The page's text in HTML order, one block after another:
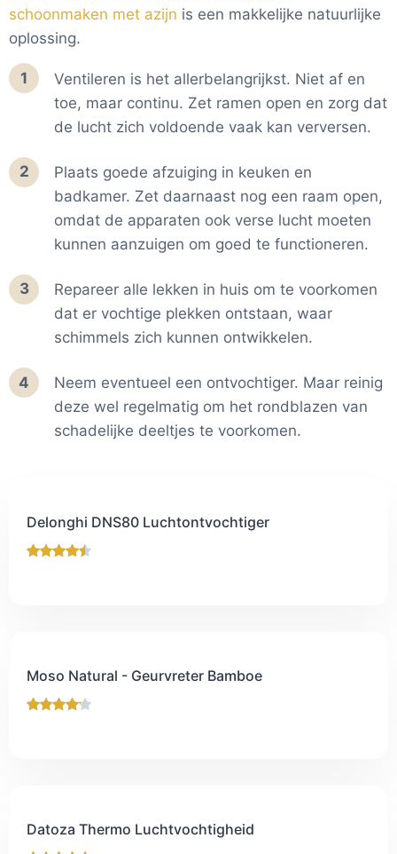
schoonmaken met azijn is een makkelijke natuurlijke
oplossing.
1
Ventileren is het allerbelangrijkst. Niet af en
toe, maar continu. Zet ramen open en zorg dat
de lucht zich voldoende vaak kan verversen.
2
Plaats goede afzuiging in keuken en
badkamer. Zet daarnaast nog een raam open,
omdat de apparaten ook verse lucht moeten
kunnen aanzuigen om goed te functioneren.
3
Repareer alle lekken in huis om te voorkomen
dat er vochtige plekken ontstaan, waar
schimmels zich kunnen ontwikkelen.
4
Neem eventueel een ontvochtiger. Maar reinig
deze wel regelmatig om het rondblazen van
schadelijke deeltjes te voorkomen.
Delonghi DNS80 Luchtontvochtiger
Moso Natural - Geurvreter Bamboe
Datoza Thermo Luchtvochtigheid